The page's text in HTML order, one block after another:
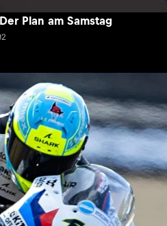
Plan am Samstag